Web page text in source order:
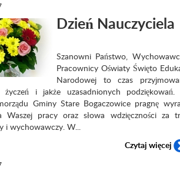
Dzień Nauczyciela
Szanowni Państwo,
Pracownicy Oświaty Święto
Narodowej to czas
życzeń i jakże uzasadnionych
Gminy Stare Bogaczowice pragnę
Waszej pracy oraz słowa wdzięczności za
i wychowawczy. W...
Czytaj więcej